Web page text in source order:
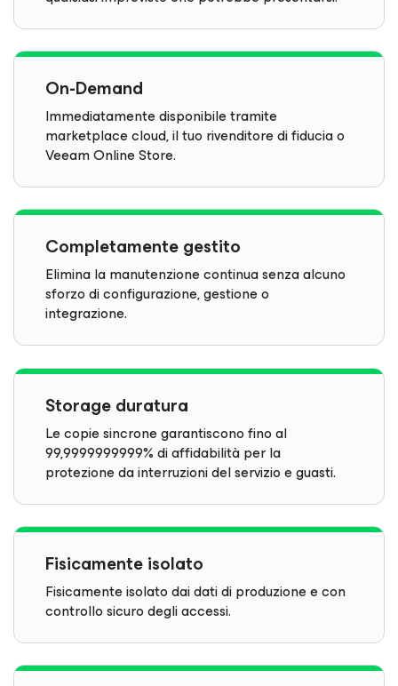
On-Demand
Immediatamente disponibile tramite
marketplace cloud, il tuo rivenditore di fiducia o
Veeam Online Store.
Completamente gestito
Elimina la manutenzione continua senza alcuno
sforzo di configurazione, gestione o
integrazione.
Storage duratura
Le copie sincrone garantiscono fino al
99,9999999999% di affidabilità per la
protezione da interruzioni del servizio e guasti.
Fisicamente isolato
Fisicamente isolato dai dati di produzione e con
controllo sicuro degli accessi.